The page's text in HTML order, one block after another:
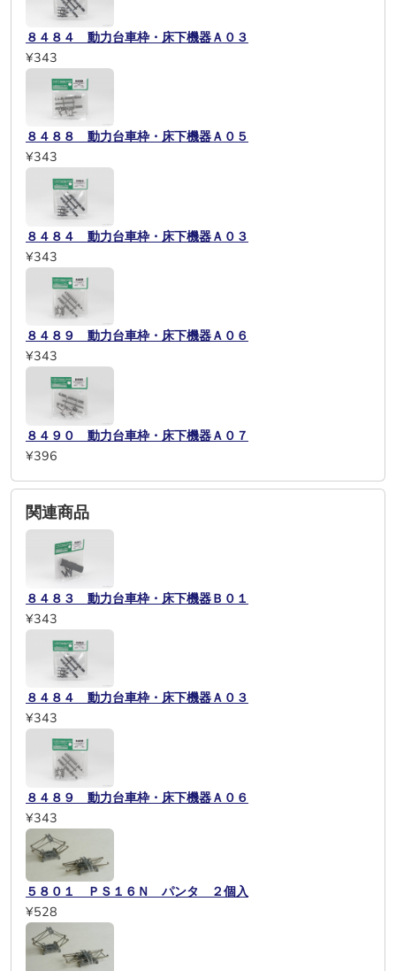
８４８４ 動力台車枠・床下機器Ａ０３
¥343
８４８８ 動力台車枠・床下機器Ａ０５
¥343
８４８４ 動力台車枠・床下機器Ａ０３
¥343
８４８９ 動力台車枠・床下機器Ａ０６
¥343
８４９０ 動力台車枠・床下機器Ａ０７
¥396
関連商品
８４８３ 動力台車枠・床下機器Ｂ０１
¥343
８４８４ 動力台車枠・床下機器Ａ０３
¥343
８４８９ 動力台車枠・床下機器Ａ０６
¥343
５８０１ ＰＳ１６Ｎ パンタ ２個入
¥528